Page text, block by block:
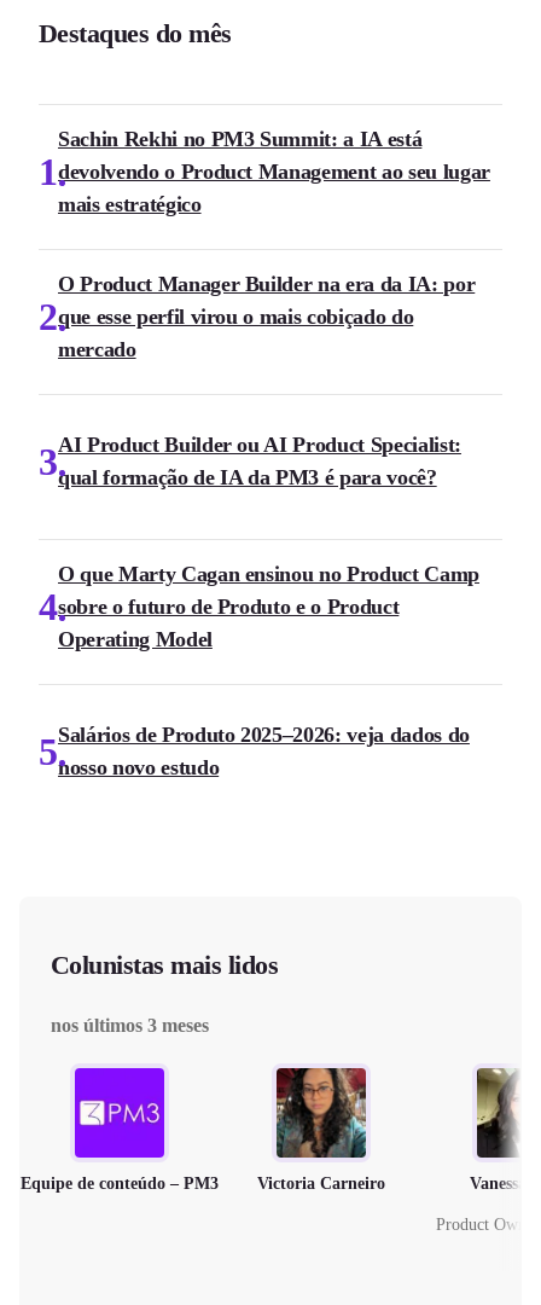
Destaques do mês
1
Sachin Rekhi no PM3 Summit: a IA está
devolvendo o Product Management ao seu lugar
mais estratégico
2
O Product Manager Builder na era da IA: por
que esse perfil virou o mais cobiçado do
mercado
3AI Product Builder ou AI Product Specialist:
qual formação de IA da PM3 é para você?
4
O que Marty Cagan ensinou no Product Camp
sobre o futuro de Produto e o Product
Operating Model
5Salários de Produto 2025–2026: veja dados do
nosso novo estudo
Colunistas mais lidos
nos últimos 3 meses
Equipe de conteúdo – PM3 Victoria Carneiro Vanessa
Product